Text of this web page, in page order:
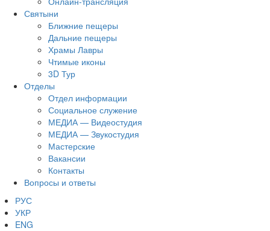
Святыни
Ближние пещеры
Дальние пещеры
Храмы Лавры
Чтимые иконы
3D Тур
Отделы
Отдел информации
Социальное служение
МЕДИА — Видеостудия
МЕДИА — Звукостудия
Мастерские
Вакансии
Контакты
Вопросы и ответы
РУС
УКР
ENG